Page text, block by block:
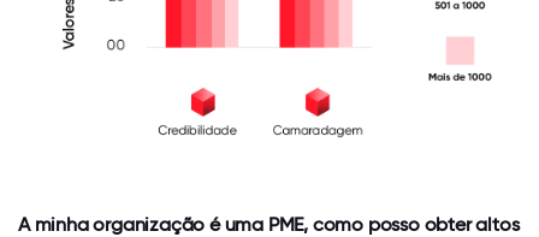
A minha organização é uma PME, como posso obter altos